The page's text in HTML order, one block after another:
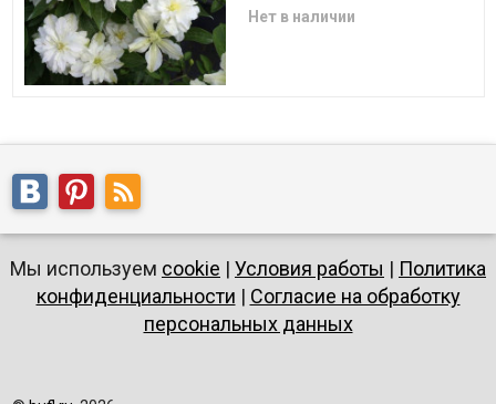
Нет в наличии
Мы используем cookie | Условия работы | Политика
конфиденциальности | Согласие на обработку
персональных данных